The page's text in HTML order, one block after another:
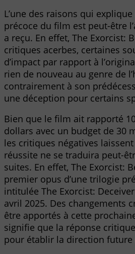
L’une des raisons qui
précoce du film est peut-être
a reçu. En effet, The Exorcist:
critiques acerbes, certaines
d’impact par rapport à
rien de nouveau au genre de
contrairement à son
une déception pour certains
Bien que le film ait rapporté
dollars avec un budget de 30
les critiques négatives
réussite ne se traduira peut-
suites. En effet, The Exorcist:
premier opus d’une trilogie
intitulée The Exorcist:
avril 2025. Des changements
être apportés à cette
signifie que la réponse
pour établir la direction future